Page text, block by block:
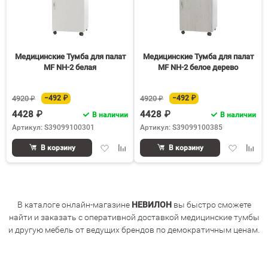
Медицинские Тумба для палат
MF NH-2 белая
4920 ₽ −492 ₽
4428 ₽
В наличии
Артикул: S39099100301
ДобавитьДобавить
В корзину
Медицинские Тумба для палат
MF NH-2 белое дерево
4920 ₽ −492 ₽
4428 ₽
В наличии
Артикул: S39099100385
Добавить
В корзину
В каталоге онлайн-магазине НЕВИЛОНвы быстро сможете
найти и заказать с оперативной доставкой медицинские тумбы
и другую мебель от ведущих брендов по демократичным ценам.